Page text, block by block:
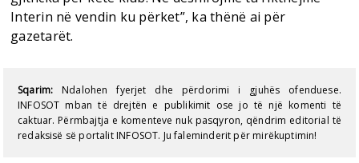
Interin në vendin ku përket”, ka thënë ai për
gazetarët.
Sqarim: Ndalohen fyerjet dhe përdorimi i gjuhës ofenduese.
INFOSOT mban të drejtën e publikimit ose jo të një komenti të
caktuar. Përmbajtja e komenteve nuk pasqyron, qëndrim editorial të
redaksisë së portalit INFOSOT. Ju faleminderit për mirëkuptimin!